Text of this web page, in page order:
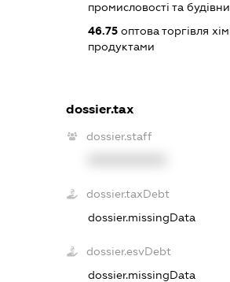
промисловості та
46.75 оптова торгівля
продуктами
dossier.tax
dossier.staff
dossier.taxDebt
dossier.missingData
dossier.esvDebt
dossier.missingData